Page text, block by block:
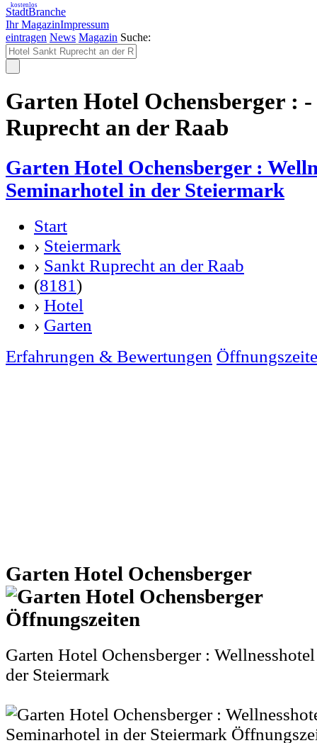
StadtBranche
Ihr MagazinImpressum
kostenlos
eintragen News Magazin Suche:
Garten Hotel Ochensberger :
Ruprecht an der Raab
Garten Hotel Ochensberger :
Seminarhotel in der Steiermark
Start
› Steiermark
› Sankt Ruprecht an der Raab
(8181)
› Hotel
› Garten
Erfahrungen & Bewertungen
Garten Hotel Ochensberger
Garten Hotel Ochensberger :
der Steiermark